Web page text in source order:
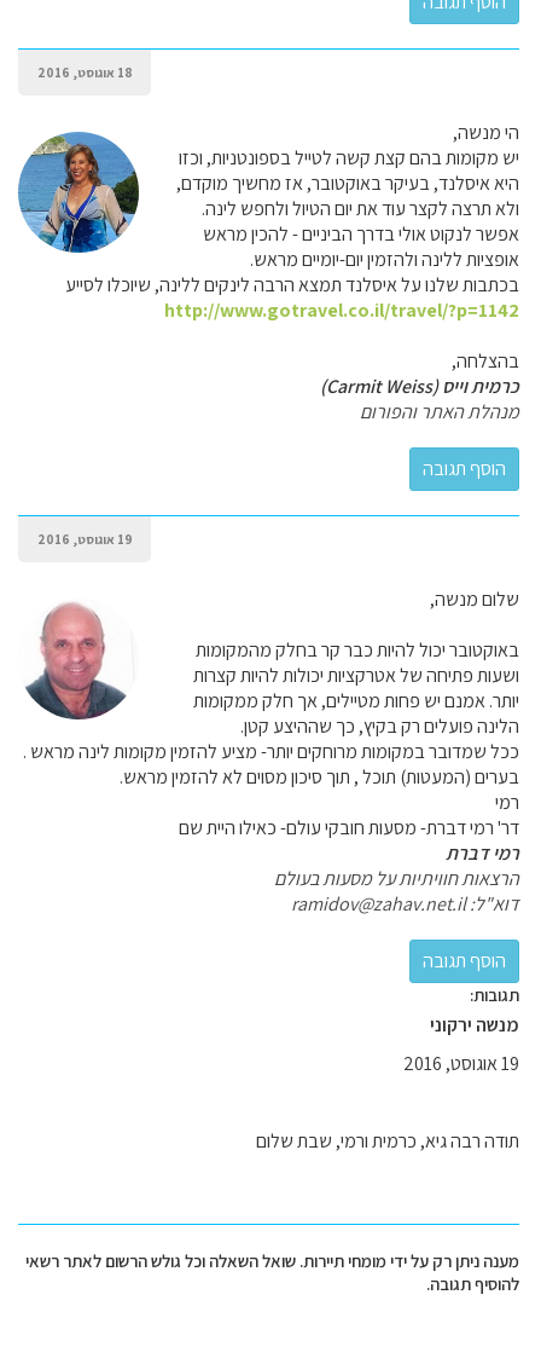
18 אוגוסט, 2016
הי מנשה,
יש מקומות בהם קצת קשה לטייל בספונטניות, וכזו
היא איסלנד, בעיקר באוקטובר, אז מחשיך מוקדם,
ולא תרצה לקצר עוד את יום הטיול ולחפש לינה.
אפשר לנקוט אולי בדרך הביניים - להכין מראש
אופציות ללינה ולהזמין יום-יומיים מראש.
בכתבות שלנו על איסלנד תמצא הרבה לינקים ללינה, שיוכלו לסייע
http://www.gotravel.co.il/travel/?p=1142
בהצלחה,
כרמית וייס (Carmit Weiss)
מנהלת האתר והפורום
19 אוגוסט, 2016
שלום מנשה,
באוקטובר יכול להיות כבר קר בחלק מהמקומות
ושעות פתיחה של אטרקציות יכולות להיות קצרות
יותר. אמנם יש פחות מטיילים, אך חלק ממקומות
הלינה פועלים רק בקיץ, כך שההיצע קטן.
ככל שמדובר במקומות מרוחקים יותר- מציע להזמין מקומות לינה מראש .
בערים (המעטות) תוכל , תוך סיכון מסוים לא להזמין מראש.
רמי
דר' רמי דברת- מסעות חובקי עולם- כאילו היית שם
רמי דברת
הרצאות חוויתיות על מסעות בעולם
דוא"ל: ramidov@zahav.net.il
תגובות:
מנשה ירקוני
19 אוגוסט, 2016
תודה רבה גיא, כרמית ורמי, שבת שלום
מענה ניתן רק על ידי מומחי תיירות. שואל השאלה וכל גולש הרשום לאתר רשאי
להוסיף תגובה.